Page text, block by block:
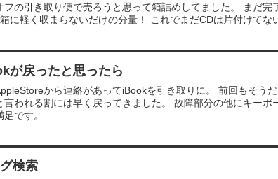
フの引き取り便で売ろうと思って箱詰めしてました。 まだ完
に軽く収まらないだけの分量！ これでまだCDは片付けてな
が戻ったと思ったら
から連絡があってiBookを引き取りに。 前回もそう
言われる割には早く戻ってきました。 故障部分の他にキーボ
です。
検索